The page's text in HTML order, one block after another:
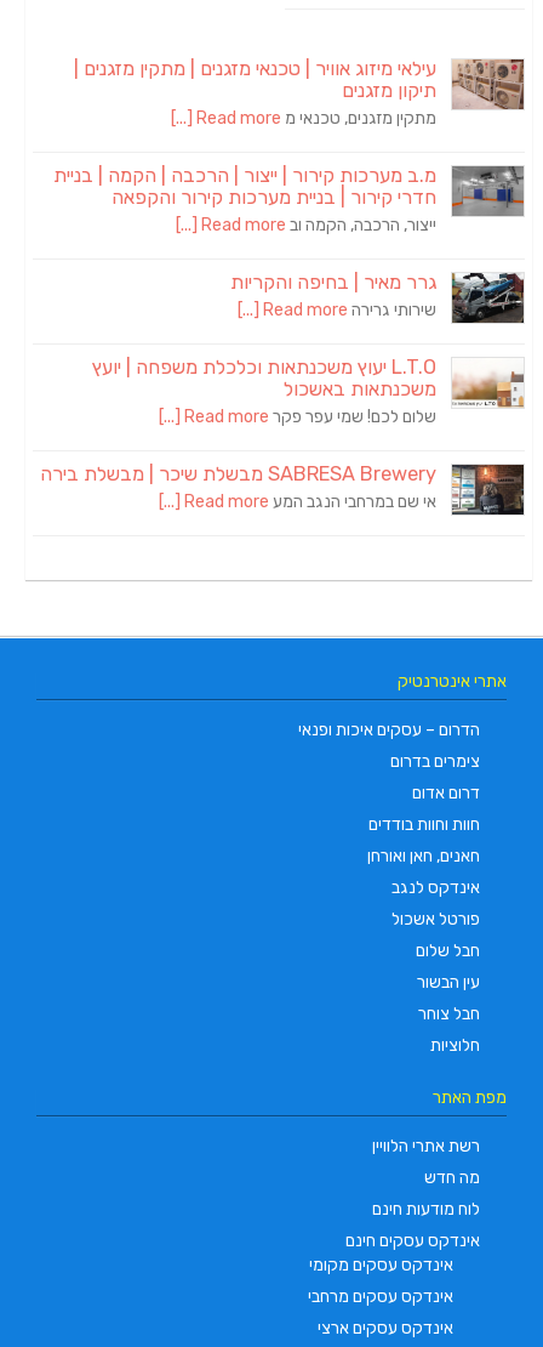
עילאי מיזוג אוויר | טכנאי מזגנים | מתקין מזגנים |
תיקון מזגנים
מתקין מזגנים, טכנאי מ Read more [...]
מ.ב מערכות קירור | ייצור | הרכבה | הקמה | בניית
חדרי קירור | בניית מערכות קירור והקפאה
ייצור, הרכבה, הקמה וב Read more [...]
גרר מאיר | בחיפה והקריות
שירותי גרירה Read more [...]
L.T.O יעוץ משכנתאות וכלכלת משפחה | יועץ
משכנתאות באשכול
שלום לכם! שמי עפר פקר Read more [...]
SABRESA Brewery מבשלת שיכר | מבשלת בירה
אי שם במרחבי הנגב המע Read more [...]
אתרי אינטרנטיק
הדרום – עסקים איכות ופנאי
צימרים בדרום
דרום אדום
חוות וחוות בודדים
חאנים, חאן ואורחן
אינדקס לנגב
פורטל אשכול
חבל שלום
עין הבשור
חבל צוחר
חלוציות
מפת האתר
רשת אתרי הלוויין
מה חדש
לוח מודעות חינם
אינדקס עסקים חינם
אינדקס עסקים מקומי
אינדקס עסקים מרחבי
אינדקס עסקים ארצי